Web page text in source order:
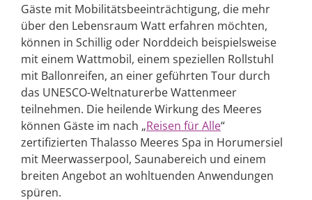
Gäste mit Mobilitätsbeeinträchtigung, die mehr
über den Lebensraum Watt erfahren möchten,
können in Schillig oder Norddeich beispielsweise
mit einem Wattmobil, einem speziellen Rollstuhl
mit Ballonreifen, an einer geführten Tour durch
das UNESCO-Weltnaturerbe Wattenmeer
teilnehmen. Die heilende Wirkung des Meeres
können Gäste im nach „Reisen für Alle“
zertifizierten Thalasso Meeres Spa in Horumersiel
mit Meerwasserpool, Saunabereich und einem
breiten Angebot an wohltuenden Anwendungen
spüren.